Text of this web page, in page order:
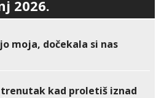
2026.
moja, dočekala si nas
kad proletiš iznad